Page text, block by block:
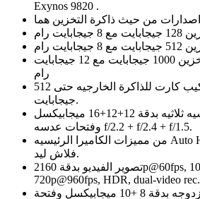
Exynos 9820 .
النسخه الثالثه بسعة تخزين 1000 جيجابايت مع 12 جيجابايت
رام
الهاتف يدعم تركيب كارت للذاكرة الخارجيه حتى 512
جيجابايت.
كاميرا الهاتف الرئيسيه ثلاثيه بدقة 12+12+16 ميجابيكسل
وفتحات عدسه f/2.2 + f/2.4 + f/1.5.
من مميزات الكاميرا الرئيسيه Auto HDR,البانوراما , وبها
فلاش ليد.
تصوير الفيديو بدقة 2160p@60fps, 1080p@240fps,
720p@960fps, HDR, dual-video rec.
كاميرا الهاتف الاماميه مزدوجه بدقة 8 +10 ميجابيكسل وفتحة